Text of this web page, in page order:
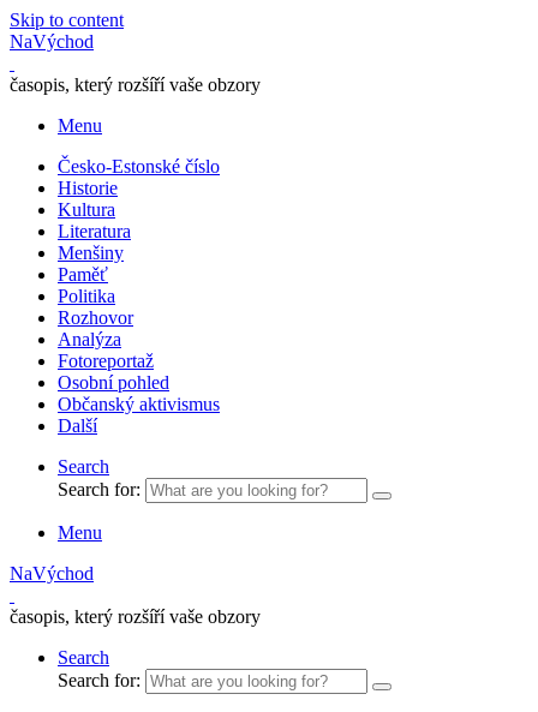
Skip to content
NaVýchod
časopis, který rozšíří vaše obzory
Menu
Česko-Estonské číslo
Historie
Kultura
Literatura
Menšiny
Paměť
Politika
Rozhovor
Analýza
Fotoreportaž
Osobní pohled
Občanský aktivismus
Další
Search
Search for:
Menu
NaVýchod
časopis, který rozšíří vaše obzory
Search
Search for: